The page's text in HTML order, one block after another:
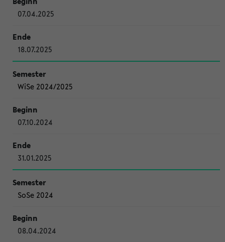
07.04.2025
18.07.2025
WiSe 2024/2025
07.10.2024
31.01.2025
SoSe 2024
08.04.2024